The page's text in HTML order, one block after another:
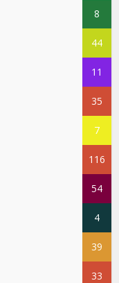
8
44
11
35
7
116
54
4
39
33